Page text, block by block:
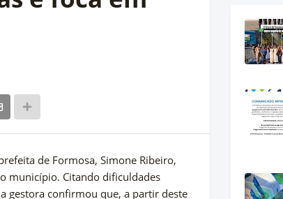
de Formosa, Simone Ribeiro,
município. Citando dificuldades
gestora confirmou que, a partir deste